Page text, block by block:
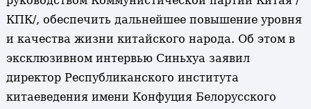
КПК/, обеспечить дальнейшее повышение уровня
и качества жизни китайского народа. Об этом в
эксклюзивном интервью Синьхуа заявил
директор Республиканского института
китаеведения имени Конфуция Белорусского